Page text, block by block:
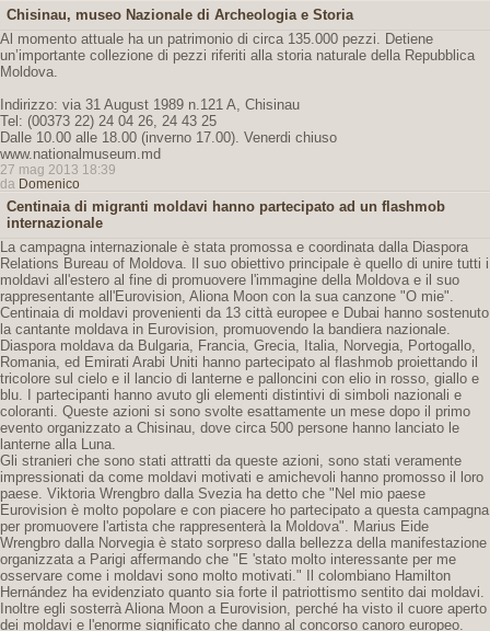
Chisinau, museo Nazionale di Archeologia e Storia
Al momento attuale ha un patrimonio di circa 135.000 pezzi. Detiene
un’importante collezione di pezzi riferiti alla storia naturale della Repubblica
Moldova.
Indirizzo: via 31 August 1989 n.121 A, Chisinau
Tel: (00373 22) 24 04 26, 24 43 25
Dalle 10.00 alle 18.00 (inverno 17.00). Venerdi chiuso
www.nationalmuseum.md
27 mag 2013 18:39
da Domenico
Centinaia di migranti moldavi hanno partecipato ad un flashmob
internazionale
La campagna internazionale è stata promossa e coordinata dalla Diaspora
Relations Bureau of Moldova. Il suo obiettivo principale è quello di unire tutti i
moldavi all'estero al fine di promuovere l'immagine della Moldova e il suo
rappresentante all'Eurovision, Aliona Moon con la sua canzone "O mie".
Centinaia di moldavi provenienti da 13 città europee e Dubai hanno sostenuto
la cantante moldava in Eurovision, promuovendo la bandiera nazionale.
Diaspora moldava da Bulgaria, Francia, Grecia, Italia, Norvegia, Portogallo,
Romania, ed Emirati Arabi Uniti hanno partecipato al flashmob proiettando il
tricolore sul cielo e il lancio di lanterne e palloncini con elio in rosso, giallo e
blu. I partecipanti hanno avuto gli elementi distintivi di simboli nazionali e
coloranti. Queste azioni si sono svolte esattamente un mese dopo il primo
evento organizzato a Chisinau, dove circa 500 persone hanno lanciato le
lanterne alla Luna.
Gli stranieri che sono stati attratti da queste azioni, sono stati veramente
impressionati da come moldavi motivati ​​e amichevoli hanno promosso il loro
paese. Viktoria Wrengbro dalla Svezia ha detto che "Nel mio paese
Eurovision è molto popolare e con piacere ho partecipato a questa campagna
per promuovere l'artista che rappresenterà la Moldova". Marius Eide
Wrengbro dalla Norvegia è stato sorpreso dalla bellezza della manifestazione
organizzata a Parigi affermando che "E 'stato molto interessante per me
osservare come i moldavi sono molto motivati." Il colombiano Hamilton
Hernández ha evidenziato quanto sia forte il patriottismo sentito dai moldavi.
Inoltre egli sosterrà Aliona Moon a Eurovision, perché ha visto il cuore aperto
dei moldavi e l'enorme significato che danno al concorso canoro europeo.